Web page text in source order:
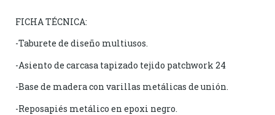
FICHA TÉCNICA:
-Taburete de diseño multiusos.
-Asiento de carcasa tapizado tejido patchwork 24
-Base de madera con varillas metálicas de unión.
-Reposapiés metálico en epoxi negro.